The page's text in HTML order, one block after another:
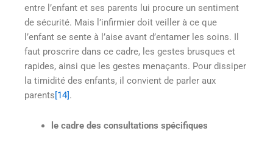
entre l’enfant et ses parents lui procure un sentiment
de sécurité. Mais l’infirmier doit veiller à ce que
l’enfant se sente à l’aise avant d’entamer les soins. Il
faut proscrire dans ce cadre, les gestes brusques et
rapides, ainsi que les gestes menaçants. Pour dissiper
la timidité des enfants, il convient de parler aux
parents[14].
le cadre des consultations spécifiques